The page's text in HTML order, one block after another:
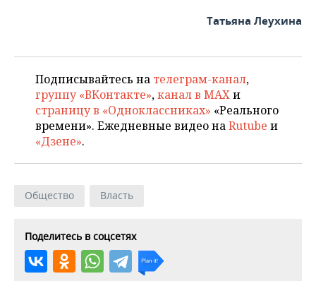
Татьяна Леухина
Подписывайтесь на телеграм-канал,
группу «ВКонтакте»,канал в MAXи
страницу в «Одноклассниках» «Реального
времени». Ежедневные видео наRutube и
«Дзене».
Общество Власть
Поделитесь в соцсетях